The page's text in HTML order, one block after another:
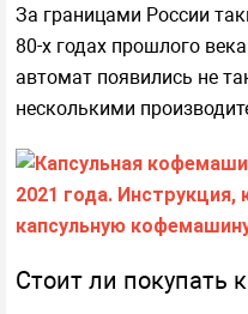
За границами России
80-х годах прошлого
автомат появились не
несколькими
Стоит ли покупать